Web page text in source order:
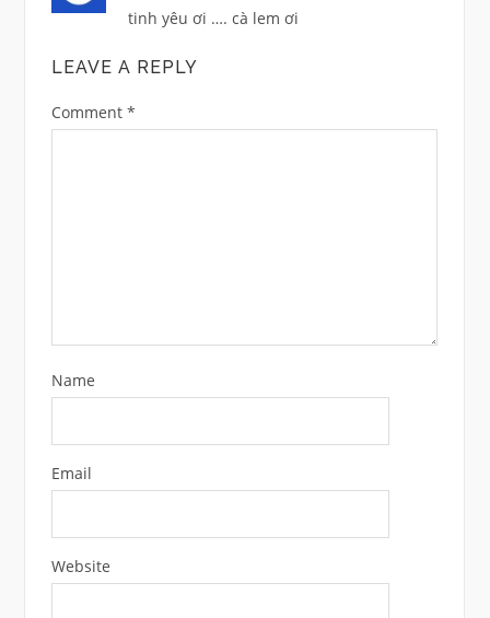
tinh yêu ơi …. cà lem ơi
LEAVE A REPLY
Comment *
Name
Email
Website